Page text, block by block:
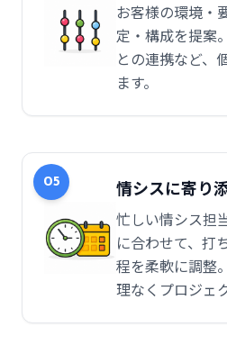
お客様の環境・
定・構成を提案
との連携など、
ます。
05 情シスに寄り
忙しい情シス担
に合わせて、打
程を柔軟に調整
理なくプロジェ